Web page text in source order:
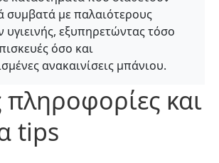
συμβατά με παλαιότερους
υγιεινής, εξυπηρετώντας τόσο
όσο και
ανακαινίσεις μπάνιου.
πληροφορίες και
tips